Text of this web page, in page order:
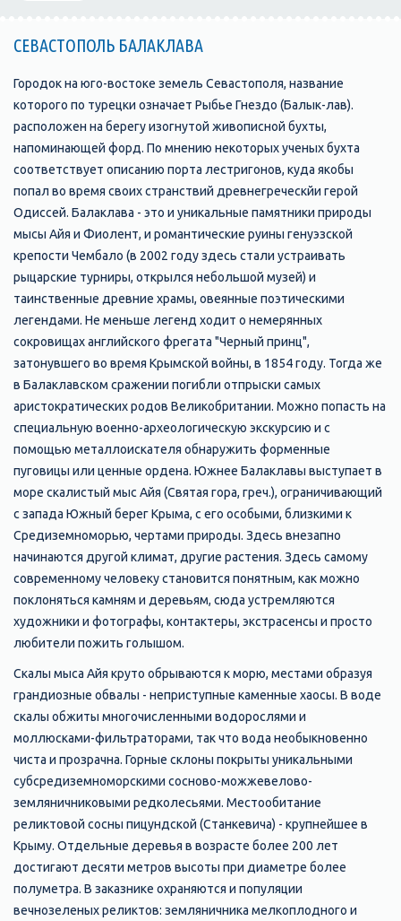
СЕВАСТОПОЛЬ БАЛАКЛАВА
Городок на юго-востоке земель Севастополя, название
которого по турецки означает Рыбье Гнездо (Балык-лав).
расположен на берегу изогнутой живописной бухты,
напоминающей форд. По мнению некоторых ученых бухта
соответствует описанию порта лестригонов, куда якобы
попал во время своих странствий древнегреческйи герой
Одиссей. Балаклава - это и уникальные памятники природы
мысы Айя и Фиолент, и романтические руины генуэзской
крепости Чембало (в 2002 году здесь стали устраивать
рыцарские турниры, открылся небольшой музей) и
таинственные древние храмы, овеянные поэтическими
легендами. Не меньше легенд ходит о немерянных
сокровищах английского фрегата "Черный принц",
затонувшего во время Крымской войны, в 1854 году. Тогда же
в Балаклавском сражении погибли отпрыски самых
аристократических родов Великобритании. Можно попасть на
специальную военно-археологическую экскурсию и с
помощью металлоискателя обнаружить форменные
пуговицы или ценные ордена. Южнее Балаклавы выступает в
море скалистый мыс Айя (Святая гора, греч.), ограничивающий
с запада Южный берег Крыма, с его особыми, близкими к
Средиземноморью, чертами природы. Здесь внезапно
начинаются другой климат, другие растения. Здесь самому
современному человеку становится понятным, как можно
поклоняться камням и деревьям, сюда устремляются
художники и фотографы, контактеры, экстрасенсы и просто
любители пожить голышом.
Скалы мыса Айя круто обрываются к морю, местами образуя
грандиозные обвалы - неприступные каменные хаосы. В воде
скалы обжиты многочисленными водорослями и
моллюсками-фильтраторами, так что вода необыкновенно
чиста и прозрачна. Горные склоны покрыты уникальными
субсредиземноморскими сосново-можжевелово-
земляничниковыми редколесьями. Местообитание
реликтовой сосны пицундской (Станкевича) - крупнейшее в
Крыму. Отдельные деревья в возрасте более 200 лет
достигают десяти метров высоты при диаметре более
полуметра. В заказнике охраняются и популяции
вечнозеленых реликтов: земляничника мелкоплодного и